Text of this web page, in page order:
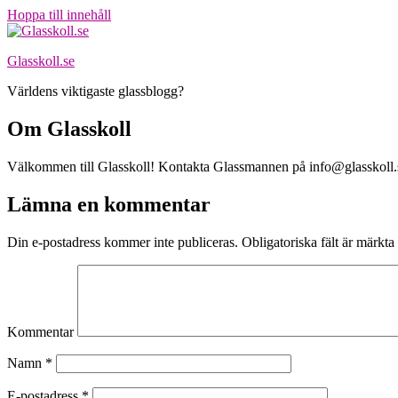
Hoppa till innehåll
Glasskoll.se
Världens viktigaste glassblogg?
Om Glasskoll
Välkommen till Glasskoll! Kontakta Glassmannen på
Lämna en kommentar
Din e-postadress kommer inte publiceras. Obligatoriska fält är märkta
Kommentar
Namn *